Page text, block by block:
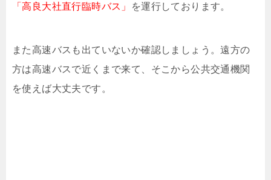
「高良大社直行臨時バス」
を運行しております。
また高速バスも出ていないか確認しましょう。遠方の
方は高速バスで近くまで来て、そこから公共交通機関
を使えば大丈夫です。